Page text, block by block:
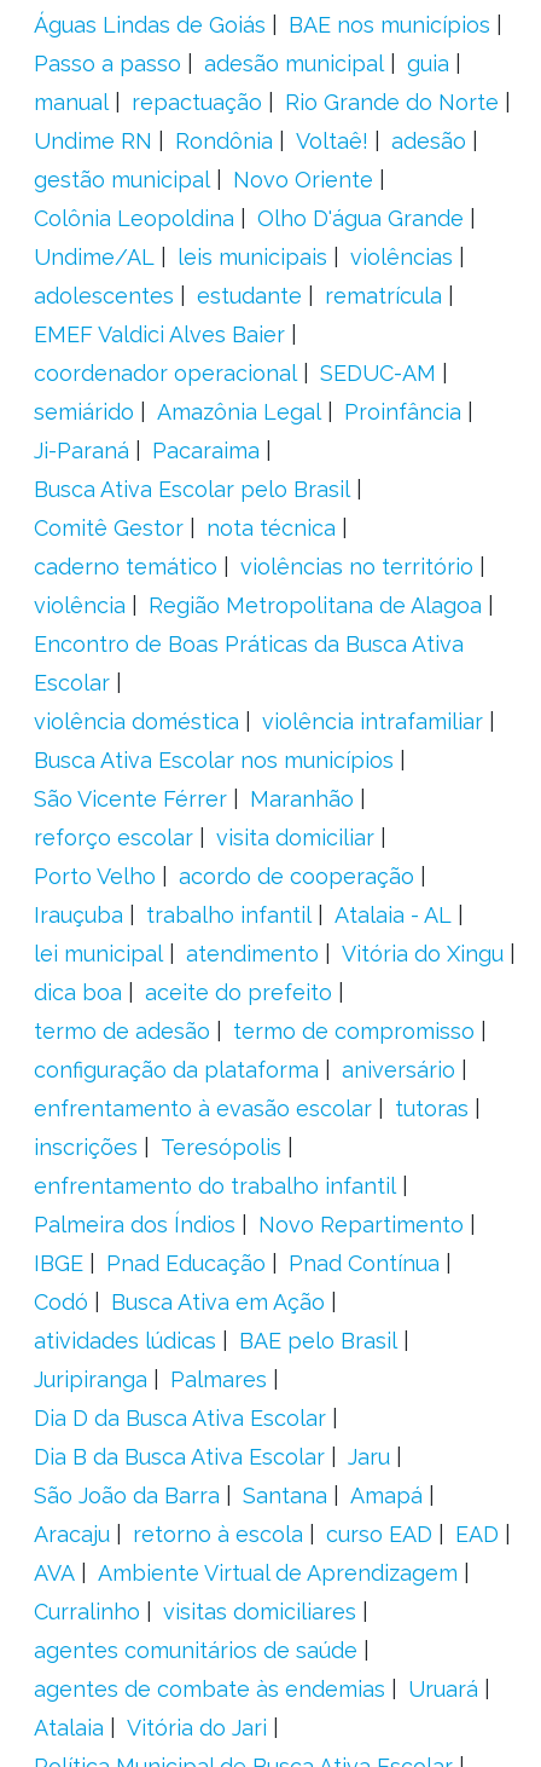
Águas Lindas de Goiás
BAE nos municípios
Passo a passo
adesão municipal
guia
manual
repactuação
Rio Grande do Norte
Undime RN
Rondônia Voltaê!
adesão
gestão municipal
Novo Oriente
Colônia Leopoldina
Olho D'água Grande
Undime/AL
leis municipais
violências
adolescentes
estudante
rematrícula
EMEF Valdici Alves Baier
coordenador operacional
SEDUC-AM
semiárido
Amazônia Legal
Proinfância
Ji-Paraná
Pacaraima
Busca Ativa Escolar pelo Brasil
Comitê Gestor
nota técnica
caderno temático
violências no território
violência
Região Metropolitana de Alagoa
Encontro de Boas Práticas da Busca Ativa
Escolar
violência doméstica
violência intrafamiliar
Busca Ativa Escolar nos municípios
São Vicente Férrer
Maranhão
reforço escolar
visita domiciliar
Porto Velho
acordo de cooperação
Irauçuba
trabalho infantil
Atalaia - AL
lei municipal
atendimento
Vitória do Xingu
dica boa
aceite do prefeito
termo de adesão
termo de compromisso
configuração da plataforma
aniversário
enfrentamento à evasão escolar
tutoras
inscrições
Teresópolis
enfrentamento do trabalho infantil
Palmeira dos Índios
Novo Repartimento
IBGE
Pnad Educação
Pnad Contínua
Codó
Busca Ativa em Ação
atividades lúdicas
BAE pelo Brasil
Juripiranga
Palmares
Dia D da Busca Ativa Escolar
Dia B da Busca Ativa Escolar
Jaru
São João da Barra
Santana
Amapá
Aracaju
retorno à escola curso EAD
EAD
AVA
Ambiente Virtual de Aprendizagem
Curralinho
visitas domiciliares
agentes comunitários de saúde
agentes de combate às endemias
Uruará
Atalaia
Vitória do Jari